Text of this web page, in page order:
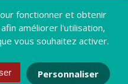
fonctionner et obtenir
améliorer l'utilisation,
vous souhaitez activer.
Personnaliser
CONFORME